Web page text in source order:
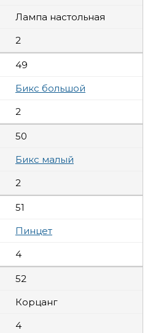
Лампа настольная
2
49
Бикс большой
2
50
Бикс малый
2
51
Пинцет
4
52
Корцанг
4